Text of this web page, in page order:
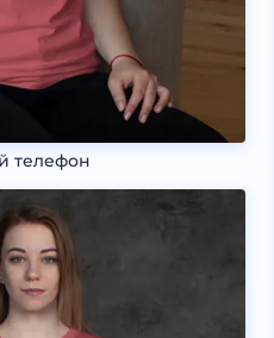
телефон